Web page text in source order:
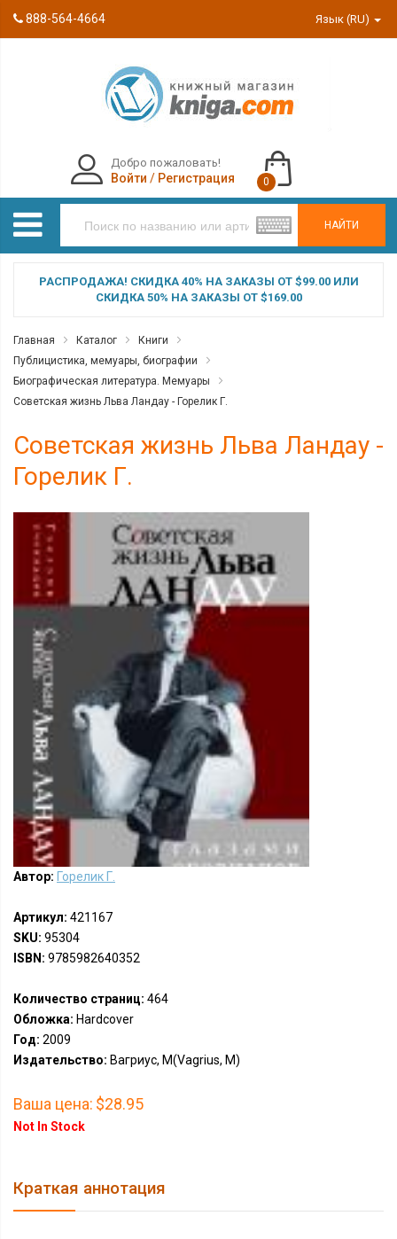
888-564-4664 Язык (RU)
НАЙТИ
Добро пожаловать!
Войти / Регистрация 0
РАСПРОДАЖА! СКИДКА 40% НА ЗАКАЗЫ ОТ $99.00 ИЛИ
СКИДКА 50% НА ЗАКАЗЫ ОТ $169.00
Главная Каталог
Книги
Публицистика, мемуары, биографии
Биографическая литература. Мемуары
Советская жизнь Льва Ландау - Горелик Г.
Советская жизнь Льва Ландау -
Горелик Г.
Автор: Горелик Г.
Артикул: 421167
SKU: 95304
ISBN: 9785982640352
Количество страниц: 464
Обложка: Hardcover
Год: 2009
Издательство: Вагриус, М(Vagrius, M)
Ваша цена: $28.95
Not In Stock
Краткая аннотация